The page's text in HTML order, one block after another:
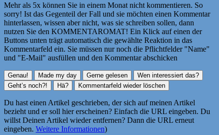
Mehr als 5x können Sie in einem Monat nicht kommentieren. So
sorry! Ist das Gegenteil der Fall und sie möchten einen Kommentar
hinterlassen, wissen aber nicht, was sie schreiben sollen, dann
nutzen Sie den KOMMENTAROMAT! Ein Klick auf einen der
Buttons unten trägt automatisch die gewählte Reaktion in das
Kommentarfeld ein. Sie müssen nur noch die Pflichtfelder "Name"
und "E-Mail" ausfüllen und den Kommentar abschicken
Du hast einen Artikel geschrieben, der sich auf meinen Artikel
bezieht und er soll hier erscheinen? Einfach die URL eingeben. Du
willst Deinen Artikel wieder entfernen? Dann die URL erneut
eingeben. Weitere Informationen)